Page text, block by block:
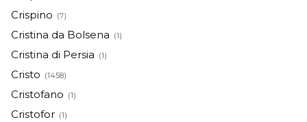
Crispino (7)
Cristina da Bolsena (1)
Cristina di Persia (1)
Cristo (1458)
Cristofano (1)
Cristofor (1)